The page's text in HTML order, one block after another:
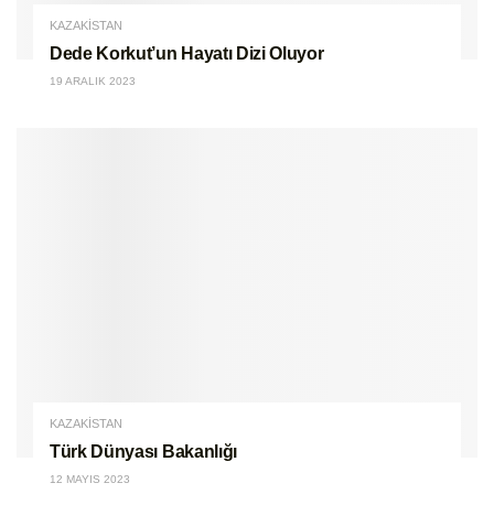
KAZAKİSTAN
Dede Korkut’un Hayatı Dizi Oluyor
19 ARALIK 2023
KAZAKİSTAN
Türk Dünyası Bakanlığı
12 MAYIS 2023